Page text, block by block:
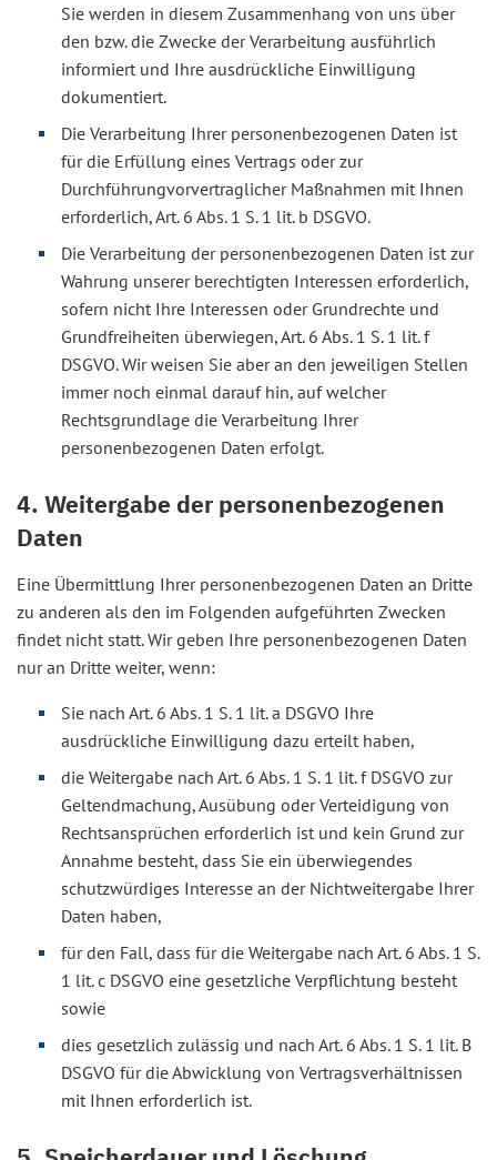
Sie werden in diesem Zusammenhang von uns über
den bzw. die Zwecke der Verarbeitung ausführlich
informiert und Ihre ausdrückliche Einwilligung
dokumentiert.
Die Verarbeitung Ihrer personenbezogenen Daten ist
für die Erfüllung eines Vertrags oder zur
Durchführungvorvertraglicher Maßnahmen mit Ihnen
erforderlich, Art. 6 Abs. 1 S. 1 lit. b DSGVO.
Die Verarbeitung der personenbezogenen Daten ist zur
Wahrung unserer berechtigten Interessen erforderlich,
sofern nicht Ihre Interessen oder Grundrechte und
Grundfreiheiten überwiegen, Art. 6 Abs. 1 S. 1 lit. f
DSGVO. Wir weisen Sie aber an den jeweiligen Stellen
immer noch einmal darauf hin, auf welcher
Rechtsgrundlage die Verarbeitung Ihrer
personenbezogenen Daten erfolgt.
4. Weitergabe der personenbezogenen
Daten
Eine Übermittlung Ihrer personenbezogenen Daten an Dritte
zu anderen als den im Folgenden aufgeführten Zwecken
findet nicht statt. Wir geben Ihre personenbezogenen Daten
nur an Dritte weiter, wenn:
Sie nach Art. 6 Abs. 1 S. 1 lit. a DSGVO Ihre
ausdrückliche Einwilligung dazu erteilt haben,
die Weitergabe nach Art. 6 Abs. 1 S. 1 lit. f DSGVO zur
Geltendmachung, Ausübung oder Verteidigung von
Rechtsansprüchen erforderlich ist und kein Grund zur
Annahme besteht, dass Sie ein überwiegendes
schutzwürdiges Interesse an der Nichtweitergabe Ihrer
Daten haben,
für den Fall, dass für die Weitergabe nach Art. 6 Abs. 1 S.
1 lit. c DSGVO eine gesetzliche Verpflichtung besteht
sowie
dies gesetzlich zulässig und nach Art. 6 Abs. 1 S. 1 lit. B
DSGVO für die Abwicklung von Vertragsverhältnissen
mit Ihnen erforderlich ist.